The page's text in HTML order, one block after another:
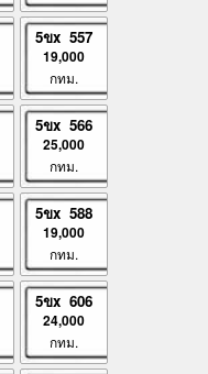
5ขx 557
19,000
กทม.
5ขx 566
25,000
กทม.
5ขx 588
19,000
กทม.
5ขx 606
24,000
กทม.